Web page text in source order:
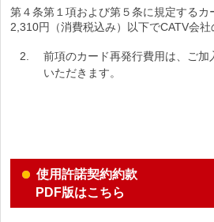
第４条第１項および第５条に規定するカ
2,310円（消費税込み）以下でCATV会社
前項のカード再発行費用は、ご加
いただきます。
使用許諾契約約款
PDF版はこちら